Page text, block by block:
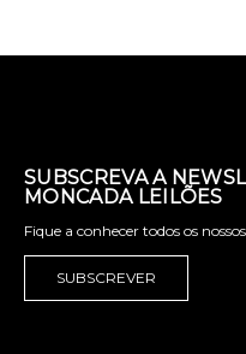
SUBSCREVA A
MONCADA LEILÕES
Fique a conhecer todos os
SUBSCREVER